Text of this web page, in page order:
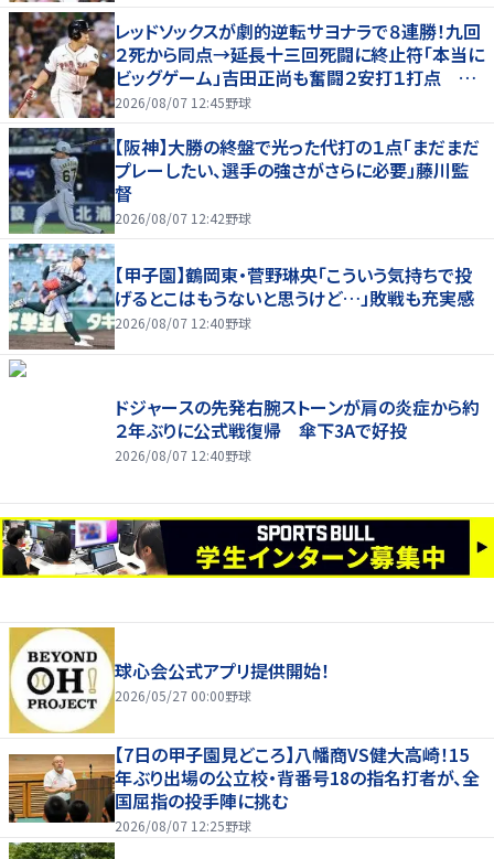
レッドソックスが劇的逆転サヨナラで８連勝！九回
２死から同点→延長十三回死闘に終止符「本当に
ビッグゲーム」吉田正尚も奮闘２安打１打点 靴
下対決で驚異のスイープ
2026/08/07 12:45野球
【阪神】大勝の終盤で光った代打の１点「まだまだ
プレーしたい、選手の強さがさらに必要」藤川監
督
2026/08/07 12:42野球
【甲子園】鶴岡東・菅野琳央「こういう気持ちで投
げるとこはもうないと思うけど…」敗戦も充実感
2026/08/07 12:40野球
ドジャースの先発右腕ストーンが肩の炎症から約
２年ぶりに公式戦復帰 傘下3Aで好投
2026/08/07 12:40野球
球心会公式アプリ提供開始！
2026/05/27 00:00野球
【7日の甲子園見どころ】八幡商VS健大高崎！15
年ぶり出場の公立校・背番号18の指名打者が、全
国屈指の投手陣に挑む
2026/08/07 12:25野球